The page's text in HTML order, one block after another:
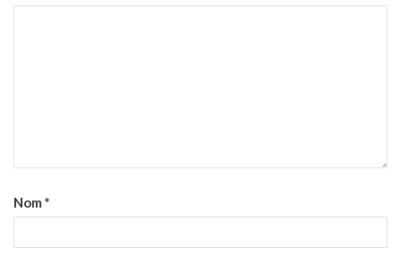
Nom *